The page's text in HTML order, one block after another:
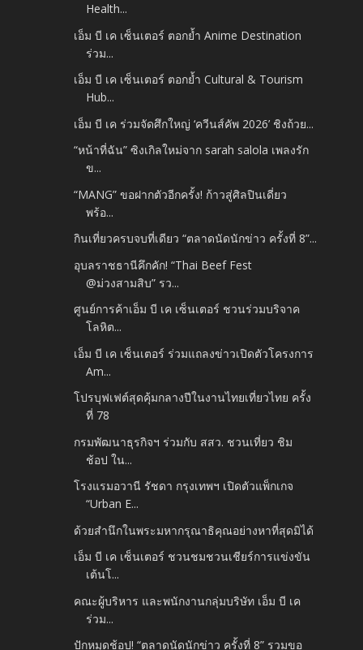
Health...
เอ็ม บี เค เซ็นเตอร์ ตอกย้ำ Anime Destination
ร่วม...
เอ็ม บี เค เซ็นเตอร์ ตอกย้ำ Cultural & Tourism
Hub...
เอ็ม บี เค ร่วมจัดศึกใหญ่ ‘ควีนส์คัพ 2026’ ชิงถ้วย...
“หน้าที่ฉัน” ซิงเกิลใหม่จาก sarah salola เพลงรัก
ข...
“MANG” ขอฝากตัวอีกครั้ง! ก้าวสู่ศิลปินเดี่ยว
พร้อ...
กินเที่ยวครบจบที่เดียว “ตลาดนัดนักข่าว ครั้งที่ 8”...
อุบลราชธานีคึกคัก! “Thai Beef Fest
@ม่วงสามสิบ” รว...
ศูนย์การค้าเอ็ม บี เค เซ็นเตอร์ ชวนร่วมบริจาค
โลหิต...
เอ็ม บี เค เซ็นเตอร์ ร่วมแถลงข่าวเปิดตัวโครงการ
Am...
โปรบุฟเฟต์สุดคุ้มกลางปีในงานไทยเที่ยวไทย ครั้ง
ที่ 78
กรมพัฒนาธุรกิจฯ ร่วมกับ สสว. ชวนเที่ยว ชิม
ช้อป ใน...
โรงแรมอวานี รัชดา กรุงเทพฯ เปิดตัวแพ็กเกจ
“Urban E...
ด้วยสำนึกในพระมหากรุณาธิคุณอย่างหาที่สุดมิได้
เอ็ม บี เค เซ็นเตอร์ ชวนชมชวนเชียร์การแข่งขัน
เต้นโ...
คณะผู้บริหาร และพนักงานกลุ่มบริษัท เอ็ม บี เค
ร่วม...
ปักหมุดช้อป! “ตลาดนัดนักข่าว ครั้งที่ 8” รวมขอ